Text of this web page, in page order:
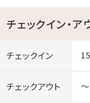
チェックイン・ア
チェックイン
チェックアウト